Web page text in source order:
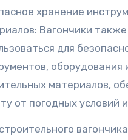
хранение
Вагончики также
для
оборудования
материалов,
от погодных условий
вагончика